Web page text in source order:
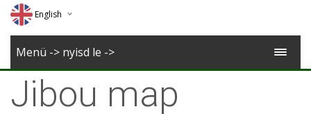
English
Deutsch
Romana
Menü -> nyisd le ->
Jibou map